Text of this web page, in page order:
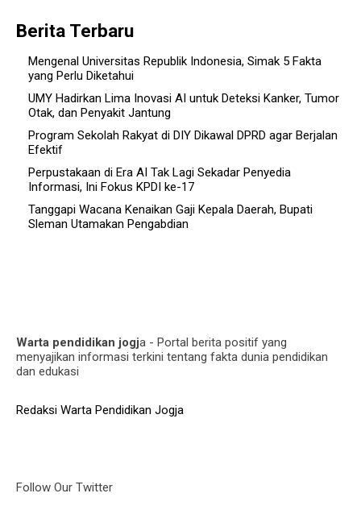
Berita Terbaru
Mengenal Universitas Republik Indonesia, Simak 5 Fakta
yang Perlu Diketahui
UMY Hadirkan Lima Inovasi AI untuk Deteksi Kanker, Tumor
Otak, dan Penyakit Jantung
Program Sekolah Rakyat di DIY Dikawal DPRD agar Berjalan
Efektif
Perpustakaan di Era AI Tak Lagi Sekadar Penyedia
Informasi, Ini Fokus KPDI ke-17
Tanggapi Wacana Kenaikan Gaji Kepala Daerah, Bupati
Sleman Utamakan Pengabdian
Warta pendidikan jogja - Portal berita positif yang
menyajikan informasi terkini tentang fakta dunia pendidikan
dan edukasi
Redaksi Warta Pendidikan Jogja
Follow Our Twitter